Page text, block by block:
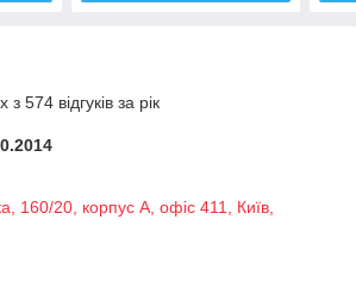
574 відгуків за рік
160/20, корпус А, офіс 411, Київ,